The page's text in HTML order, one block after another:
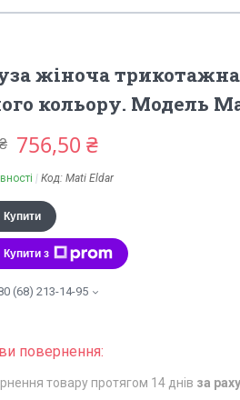
жіноча
кольору. Модель
756,50 ₴
Код: Mati Eldar
Купити
Купити з
(68) 213-14-95
товару протягом 14 днів за